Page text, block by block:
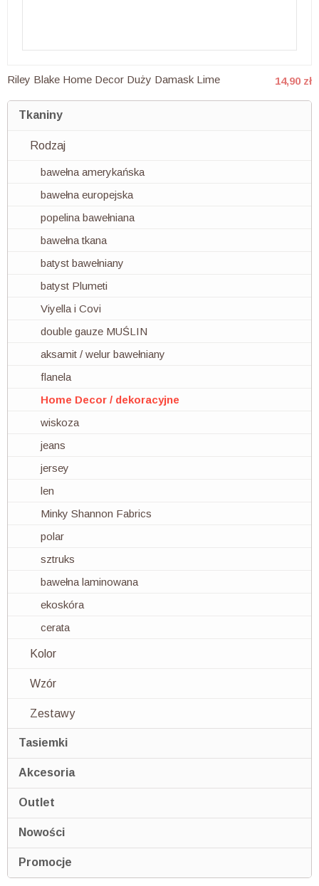
14,90 zł
Riley Blake Home Decor Duży Damask Lime
Tkaniny
Rodzaj
bawełna amerykańska
bawełna europejska
popelina bawełniana
bawełna tkana
batyst bawełniany
batyst Plumeti
Viyella i Covi
double gauze MUŚLIN
aksamit / welur bawełniany
flanela
Home Decor / dekoracyjne
wiskoza
jeans
jersey
len
Minky Shannon Fabrics
polar
sztruks
bawełna laminowana
ekoskóra
cerata
Kolor
Wzór
Zestawy
Tasiemki
Akcesoria
Outlet
Nowości
Promocje